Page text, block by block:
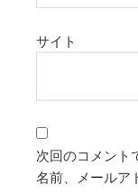
サイト
次回のコメント
名前、メールア